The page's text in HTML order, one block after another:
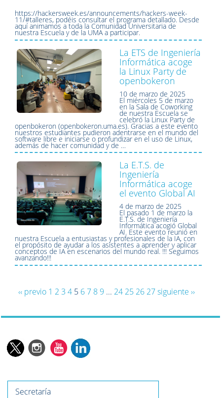
https://hackersweek.es/announcements/hackers-week-
11/#talleres, podéis consultar el programa detallado. Desde
aquí animamos a toda la Comunidad Universitaria de
nuestra Escuela y de la UMA a participar.
La ETS de Ingeniería
Informática acoge
la Linux Party de
openbokeron
10 de marzo de 2025
El miércoles 5 de marzo
en la Sala de Coworking
de nuestra Escuela se
celebró la Linux Party de
openbokeron (openbokeron.uma.es). Gracias a este evento
nuestros estudiantes pudieron adentrarse en el mundo del
software libre e iniciarse o profundizar en el uso de Linux,
además de hacer comunidad y de …
La E.T.S. de
Ingeniería
Informática acoge
el evento Global AI
4 de marzo de 2025
El pasado 1 de marzo la
E.T.S. de Ingeniería
Informática acogió Global
AI. Este evento reunió en
nuestra Escuela a entusiastas y profesionales de la IA, con
el propósito de ayudar a los asistentes a aprender y aplicar
conceptos de IA en escenarios del mundo real. !!! Seguimos
avanzando!!!
‹‹ previo 1 2 3 4 5 67 8 9 ... 24 25 26 27siguiente ››
Secretaría